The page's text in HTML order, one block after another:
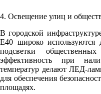
4. Освещение улиц и
В городской
Е40 широко используются
подсветки
эффективность при
температур делают ЛЕД-
для обеспечения
площадях.